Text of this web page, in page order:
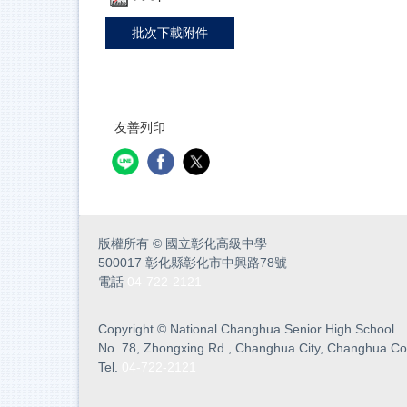
批次下載附件
友善列印
版權所有 © 國立彰化高級中學
500017 彰化縣彰化市中興路78號
電話
Copyright © National Changhua Senior High School
No. 78, Zhongxing Rd., Changhua City, Changhua
Tel.